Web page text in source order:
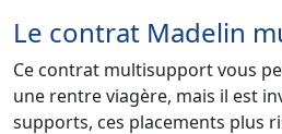
Le contrat Madelin
Ce contrat multisupport vous
une rentre viagère, mais il est
supports, ces placements plus